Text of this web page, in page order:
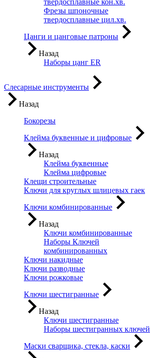
твердосплавные кон.хв.
Фрезы шпоночные
твердосплавные цил.хв.
Цанги и цанговые патроны
Назад
Наборы цанг ER
Слесарные инструменты
Назад
Бокорезы
Клейма буквенные и цифровые
Назад
Клейма буквенные
Клейма цифровые
Клещи строительные
Ключи для круглых шлицевых гаек
Ключи комбинированные
Назад
Ключи комбинированные
Наборы Ключей
комбинированных
Ключи накидные
Ключи разводные
Ключи рожковые
Ключи шестигранные
Назад
Ключи шестигранные
Наборы шестигранных ключей
Маски сварщика, стекла, каски